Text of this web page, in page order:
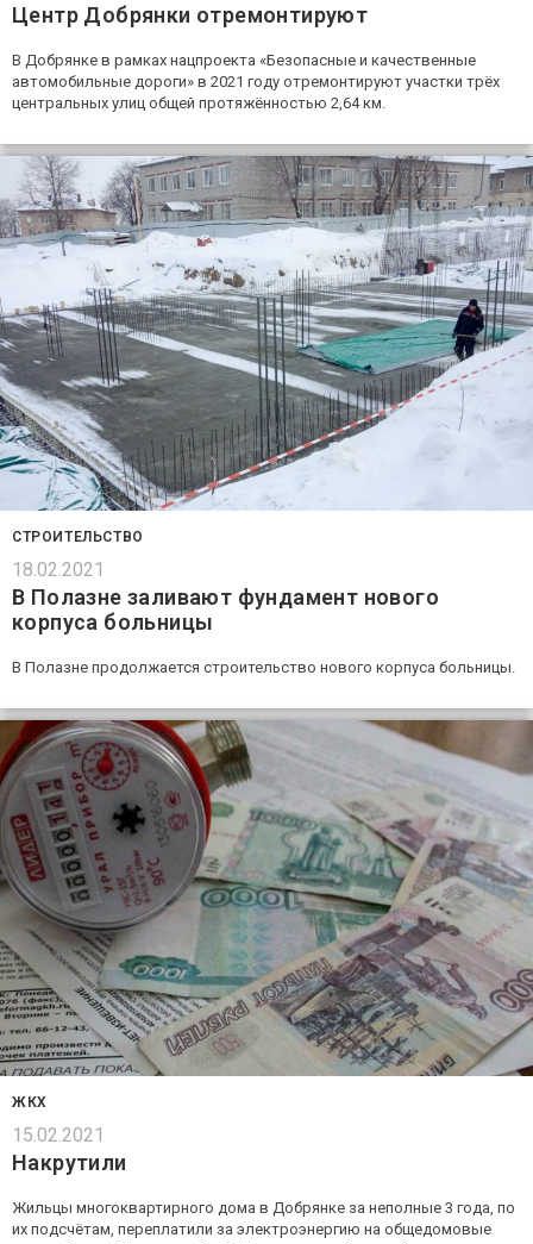
Центр Добрянки отремонтируют
В Добрянке в рамках нацпроекта «Безопасные и качественные
автомобильные дороги» в 2021 году отремонтируют участки трёх
центральных улиц общей протяжённостью 2,64 км.
СТРОИТЕЛЬСТВО
18.02.2021
В Полазне заливают фундамент нового
корпуса больницы
В Полазне продолжается строительство нового корпуса больницы.
ЖКХ
15.02.2021
Накрутили
Жильцы многоквартирного дома в Добрянке за неполные 3 года, по
их подсчётам, переплатили за электроэнергию на общедомовые